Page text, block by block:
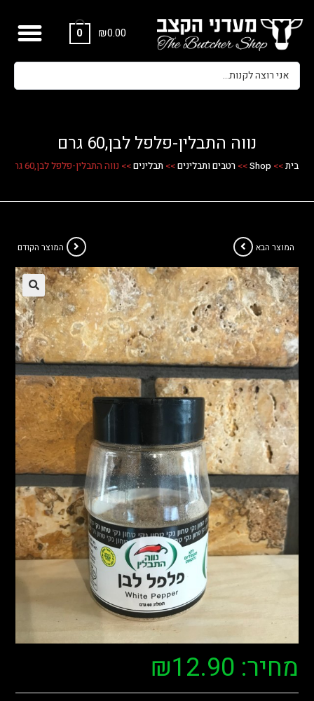
₪0.00
0
נווה התבלין-פלפל לבן,60 גרם
בית>>
Shop
>>רטבים ותבלינים>>תבלינים>> נווה התבלין-פלפל לבן,60 גרם
המוצר הקודם המוצר הבא
מחיר: ₪12.90